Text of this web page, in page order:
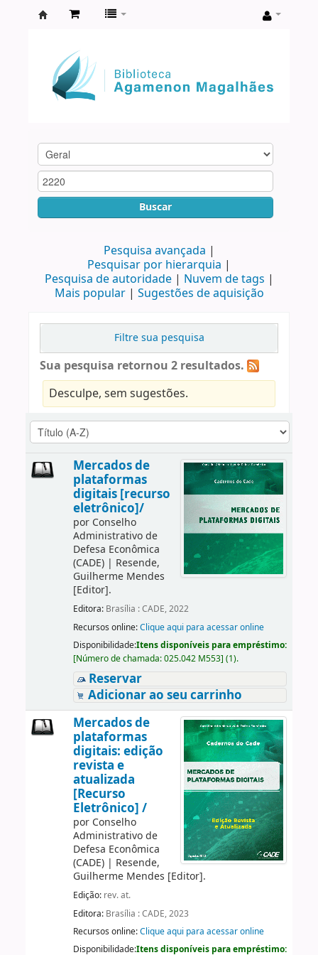
Agamenon
Magalhães
Buscar
Pesquisa avançada
Pesquisar por hierarquia
Pesquisa de autoridade
Nuvem de tags
Mais popular
Sugestões de aquisição
Filtre sua pesquisa
Sua pesquisa retornou 2 resultados.
Desculpe, sem sugestões.
Mercados de
plataformas
digitais [recurso
eletrônico]/
por Conselho
Administrativo de
Defesa Econômica
(CADE)| Resende,
Guilherme Mendes
[Editor].
Editora: Brasília : CADE, 2022
Recursos online:Clique aqui para acessar online
Disponibilidade:Itens disponíveis para empréstimo:
[Número de chamada:025.042 M553] (1).
Reservar
Adicionar ao seu carrinho
Mercados de
plataformas
digitais: edição
revista e
atualizada
[Recurso
Eletrônico] /
por Conselho
Administrativo de
Defesa Econômica
(CADE)| Resende,
Guilherme Mendes [Editor].
Edição: rev. at.
Editora: Brasília : CADE, 2023
Recursos online:Clique aqui para acessar online
Disponibilidade:Itens disponíveis para empréstimo: